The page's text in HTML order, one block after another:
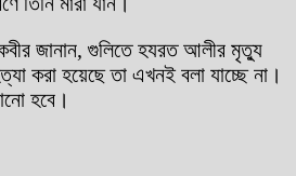
জানান, গুলিতে হযরত আলীর মৃত্যু
করা হয়েছে তা এখনই বলা যাচ্ছে না।
হবে।